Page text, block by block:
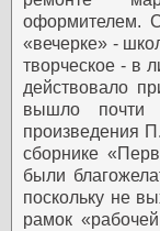
оформителем.
«вечерке» -
творческое - в
действовало
вышло почти
произведения
сборнике
были
поскольку не
рамок